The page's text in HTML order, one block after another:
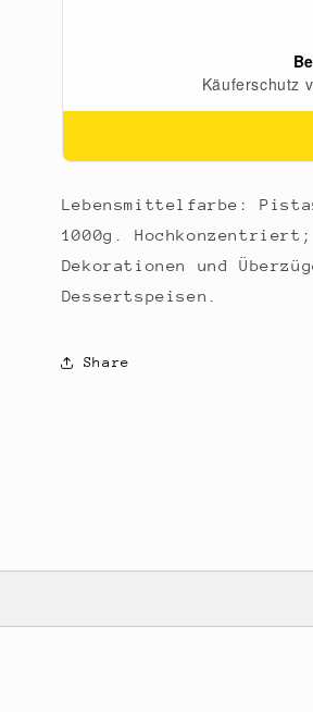
Lebensmittelfarbe:
1000g. Hochkonzentriert;
Dekorationen und
Dessertspeisen.
Share